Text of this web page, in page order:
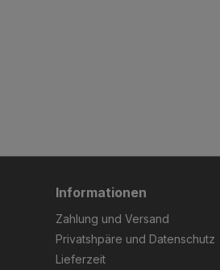
Informationen
Zahlung und Versand
Privatshpäre und Datenschutz
Lieferzeit